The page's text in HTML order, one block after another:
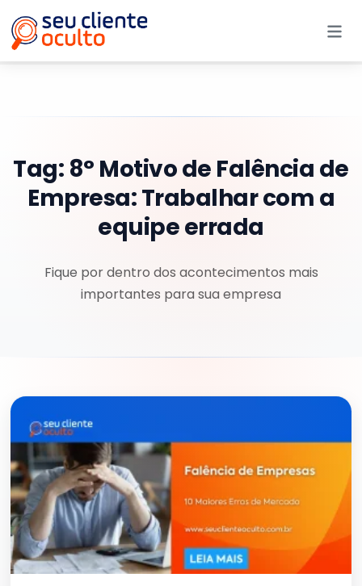
Tag: 8° Motivo de Falência de
Empresa: Trabalhar com a
equipe errada
Fique por dentro dos acontecimentos mais
importantes para sua empresa